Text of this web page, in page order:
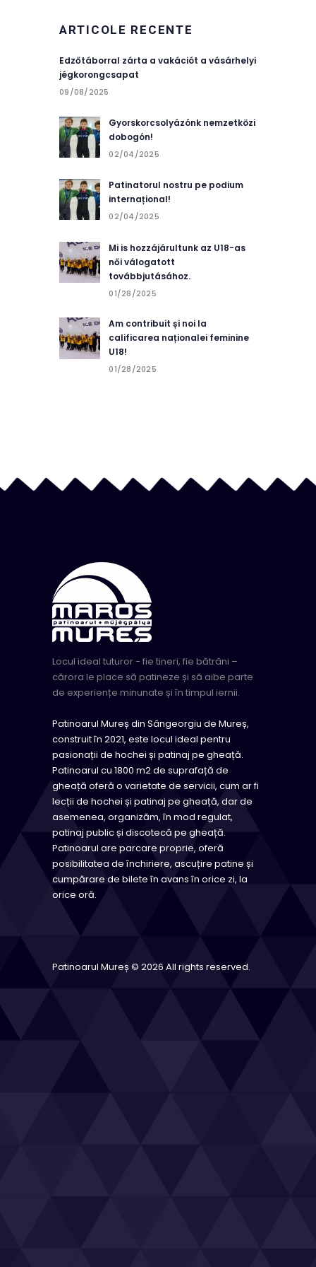
ARTICOLE RECENTE
Edzőtáborral zárta a vakációt a vásárhelyi
jégkorongcsapat
09/08/2025
Gyorskorcsolyázónk nemzetközi
dobogón!
02/04/2025
Patinatorul nostru pe podium
internațional!
02/04/2025
Mi is hozzájárultunk az U18-as
női válogatott
továbbjutásához.
01/28/2025
Am contribuit și noi la
calificarea naționalei feminine
U18!
01/28/2025
Locul ideal tuturor - fie tineri, fie bătrâni –
cărora le place să patineze și să aibe parte
de experiențe minunate și în timpul iernii.
Patinoarul Mureș din Sângeorgiu de Mureș,
construit în 2021, este locul ideal pentru
pasionații de hochei și patinaj pe gheață.
Patinoarul cu 1800 m2 de suprafață de
gheață oferă o varietate de servicii, cum ar fi
lecții de hochei și patinaj pe gheață, dar de
asemenea, organizăm, în mod regulat,
patinaj public și discotecă pe gheață.
Patinoarul are parcare proprie, oferă
posibilitatea de închiriere, ascuțire patine și
cumpărare de bilete în avans în orice zi, la
orice oră.
Patinoarul Mureș © 2026 All rights reserved.